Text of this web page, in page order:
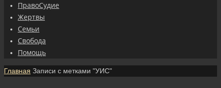
ПравоСудие
Жертвы
Семьи
Свобода
Помощь
Главная Записи с метками "УИС"